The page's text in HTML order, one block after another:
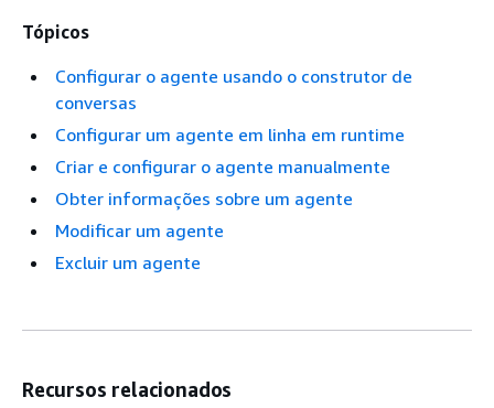
Tópicos
Configurar o agente usando o construtor de
conversas
Configurar um agente em linha em runtime
Criar e configurar o agente manualmente
Obter informações sobre um agente
Modificar um agente
Excluir um agente
Recursos relacionados